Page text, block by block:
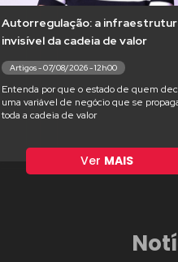
Autorregulação: a
invisível da cadeia de valor
Artigos - 07/08/2026 - 12h00
Entenda por que o estado de quem
uma variável de negócio que se
toda a cadeia de valor
Ver MAIS